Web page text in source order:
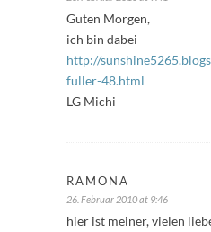
Guten Morgen,
ich bin dabei
http://
fuller-48.html
LG Michi
RAMONA
26. Februar 2010 at 9:46
hier ist meiner, vielen